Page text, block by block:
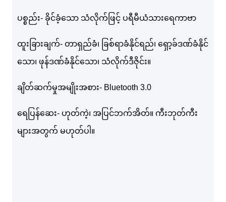
ပစ္စည်း- ခိုင်ခံ့သော သံလိုက်ဖြင့် ပရီမီယံသားရေကာဗာ
ထူးခြားချက်- တာရှည်ခံ၊ ခြစ်ရာခံနိုင်ရည်၊ ရှော့ခ်ဒဏ်ခံနိုင်
သော၊ ဖုန်ဒဏ်ခံနိုင်သော၊ သံလိုက်ဒီဇိုင်း။
ချိတ်ဆက်မှုအမျိုးအစား- Bluetooth 3.0
ရေပြန်ဆေး- ဟုတ်ကဲ့၊ အပြင်ဘက်အိတ်။ ကီးဘုတ်ကီး
များအတွက် မဟုတ်ပါ။